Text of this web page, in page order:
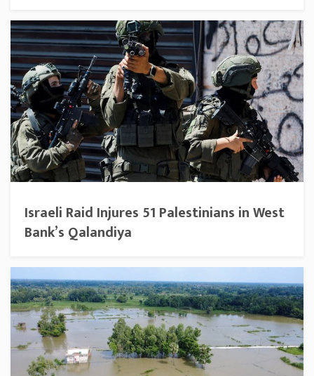
Israeli Raid Injures 51 Palestinians in West
Bank’s Qalandiya